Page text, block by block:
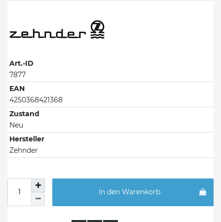
Art.-ID
7877
EAN
4250368421368
Zustand
Neu
Hersteller
Zehnder
In den Warenkorb